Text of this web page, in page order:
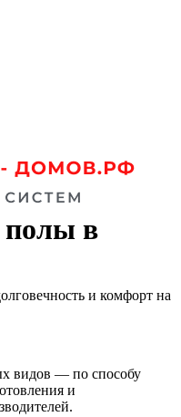
полы в
и комфорт на
видов — по способу
и